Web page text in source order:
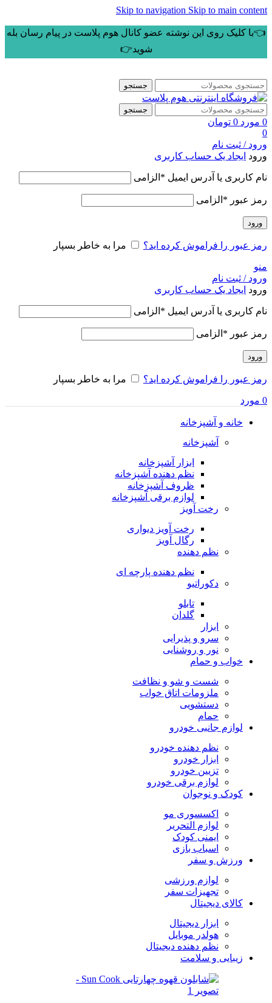
Skip to navigation Skip to main content
👈با کلیک روی این نوشته عضو کانال هوم پلاست در پیام رسان بله
شوید👉
جستجو
جستجو
0 مورد 0 تومان
0
ورود / ثبت نام
ورود ایجاد یک حساب کاربری
نام کاربری یا آدرس ایمیل * الزامی
رمز عبور * الزامی
ورود
رمز عبور را فراموش کرده اید؟ مرا به خاطر بسپار
منو
ورود / ثبت نام
ورود ایجاد یک حساب کاربری
نام کاربری یا آدرس ایمیل * الزامی
رمز عبور * الزامی
ورود
رمز عبور را فراموش کرده اید؟ مرا به خاطر بسپار
0 مورد
خانه و آشپزخانه
آشپزخانه
ابزار آشپزخانه
نظم دهنده آشپزخانه
ظروف آشپزخانه
لوازم برقی آشپزخانه
رخت آویز
رخت آویز دیواری
رگال آویز
نظم دهنده
نظم دهنده پارچه ای
دکوراتیو
تابلو
گلدان
ابزار
سرو و پذیرایی
نور و روشنایی
خواب و حمام
شست و شو و نظافت
ملزومات اتاق خواب
دستشویی
حمام
لوازم جانبی خودرو
نظم دهنده خودرو
ابزار خودرو
تزیین خودرو
لوازم برقی خودرو
کودک و نوجوان
اکسسوری مو
لوازم التحریر
ایمنی کودک
اسباب بازی
ورزش و سفر
لوازم ورزشی
تجهیزات سفر
کالای دیجیتال
ابزار دیجیتال
هولدر موبایل
نظم دهنده دیجیتال
زیبایی و سلامت